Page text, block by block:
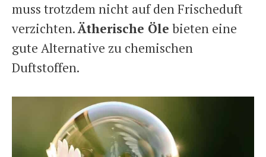
muss trotzdem nicht auf den Frischeduft
verzichten.Ätherische Öle bieten eine
gute Alternative zu chemischen
Duftstoffen.